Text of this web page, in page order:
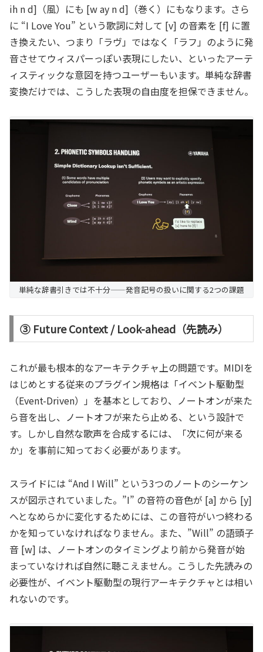
ih n d]（風）にも [w ay n d]（巻く）にもなります。さら
に “I Love You” という歌詞に対して [v] の音素を [f] に置
き換えたい、つまり「ラヴ」ではなく「ラフ」のように発
音させてウィスパーっぽい表現にしたい、といったアーテ
ィスティックな意図を持つユーザーもいます。単純な辞書
変換だけでは、こうした表現の自由度を担保できません。
単純な辞書引きでは不十分——発音記号の扱いに関する2つの課題
③ Future Context / Look-ahead（先読み）
これが最も根本的なアーキテクチャ上の問題です。MIDIを
はじめとする従来のプラグイン規格は「イベント駆動型
（Event-Driven）」を基本としており、ノートオンが来た
ら音を出し、ノートオフが来たら止める、という設計で
す。しかし自然な歌声を合成するには、「次に何が来る
か」を事前に知っておく必要があります。
スライドには “And I Will” という3つのノートのシーケン
スが図示されていました。”I” の音符の音色が [a] から [y]
へとなめらかに変化するためには、この音符がいつ終わる
かを知っていなければなりません。また、”Will” の語頭子
音 [w] は、ノートオンのタイミングより前から発音が始
まっていなければ自然に聴こえません。こうした先読みの
必要性が、イベント駆動型の現行アーキテクチャとは相い
れないのです。